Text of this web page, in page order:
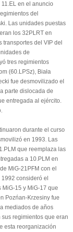
en el anuncio
del
Las unidades puestas
los 32PLRT en
del VIP del
de
tres regimientos
(60.LPSz), Biała
fue desmovilizado el
parte dislocada de
entregada al ejército.
durante el curso
en 1993. Las
que reemplaza las
a 10.PLM en
MiG-21PFM con el
consideró el
15 y MiG-17 que
Pozńan-Krzesiny fue
mediados de años
regimientos que eran
esta reorganización